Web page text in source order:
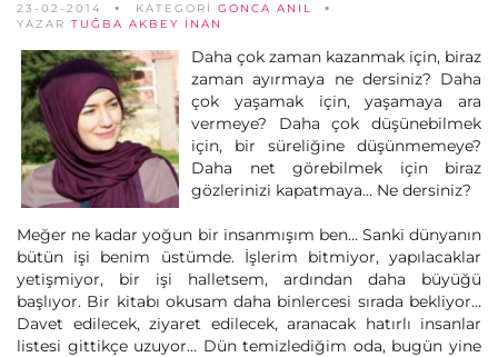
23-02-2014 KATEGORİ GONCA ANIL
YAZAR TUĞBA AKBEY İNAN
Daha çok zaman kazanmak için, biraz
zaman ayırmaya ne dersiniz? Daha
çok yaşamak için, yaşamaya ara
vermeye? Daha çok düşünebilmek
için, bir süreliğine düşünmemeye?
Daha net görebilmek için biraz
gözlerinizi kapatmaya… Ne dersiniz?
Meğer ne kadar yoğun bir insanmışım ben… Sanki dünyanın
bütün işi benim üstümde. İşlerim bitmiyor, yapılacaklar
yetişmiyor, bir işi halletsem, ardından daha büyüğü
başlıyor. Bir kitabı okusam daha binlercesi sırada bekliyor…
Davet edilecek, ziyaret edilecek, aranacak hatırlı insanlar
listesi gittikçe uzuyor… Dün temizlediğim oda, bugün yine